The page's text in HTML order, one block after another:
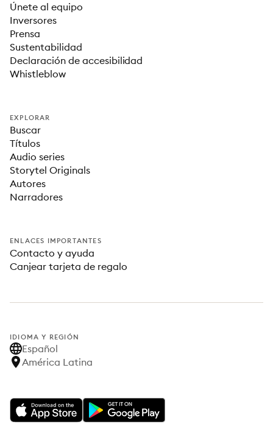
Únete al equipo
Inversores
Prensa
Sustentabilidad
Declaración de accesibilidad
Whistleblow
EXPLORAR
Buscar
Títulos
Audio series
Storytel Originals
Autores
Narradores
ENLACES IMPORTANTES
Contacto y ayuda
Canjear tarjeta de regalo
IDIOMA Y REGIÓN
Español
América Latina